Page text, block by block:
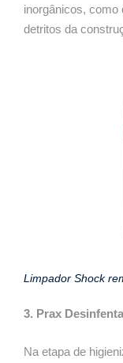
inorgânicos, como
detritos da
Limpador Shock
3. Prax
Na etapa de